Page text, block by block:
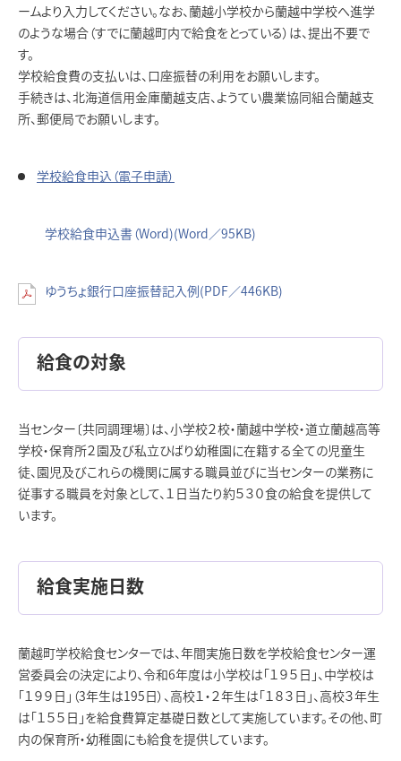
ームより入力してください。なお、蘭越小学校から蘭越中学校へ進学
のような場合（すでに蘭越町内で給食をとっている）は、提出不要で
す。
学校給食費の支払いは、口座振替の利用をお願いします。
手続きは、北海道信用金庫蘭越支店、ようてい農業協同組合蘭越支
所、郵便局でお願いします。
学校給食申込（電子申請）
学校給食申込書（Word)(Word／95KB)
ゆうちょ銀行口座振替記入例(PDF／446KB)
給食の対象
当センター〔共同調理場〕は、小学校２校・蘭越中学校・道立蘭越高等
学校・保育所２園及び私立ひばり幼稚園に在籍する全ての児童生
徒、園児及びこれらの機関に属する職員並びに当センターの業務に
従事する職員を対象として、１日当たり約５３０食の給食を提供して
います。
給食実施日数
蘭越町学校給食センターでは、年間実施日数を学校給食センター運
営委員会の決定により、令和6年度は小学校は「１９５日」、中学校は
「１９９日」（3年生は195日）、高校１・２年生は「１８３日」、高校３年生
は「１５５日」を給食費算定基礎日数として実施しています。その他、町
内の保育所・幼稚園にも給食を提供しています。